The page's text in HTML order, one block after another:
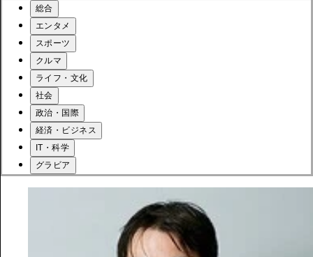
総合
エンタメ
スポーツ
クルマ
ライフ・文化
社会
政治・国際
経済・ビジネス
IT・科学
グラビア